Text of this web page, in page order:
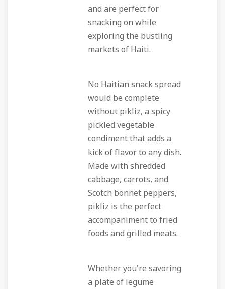
and are perfect for
snacking on while
exploring the bustling
markets of Haiti.
No Haitian snack spread
would be complete
without pikliz, a spicy
pickled vegetable
condiment that adds a
kick of flavor to any dish.
Made with shredded
cabbage, carrots, and
Scotch bonnet peppers,
pikliz is the perfect
accompaniment to fried
foods and grilled meats.
Whether you're savoring
a plate of legume